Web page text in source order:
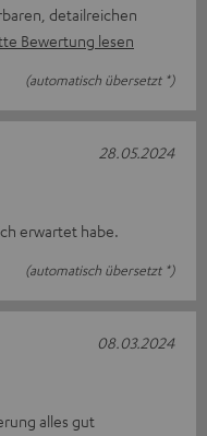
detailreichen
Bewertung lesen
(automatisch übersetzt *)
erwartet habe.
(automatisch übersetzt *)
28.05.2024
alles gut
08.03.2024